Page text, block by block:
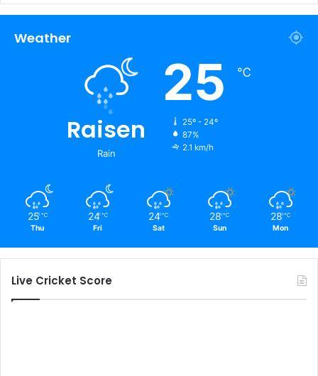
Weather
Raisen
Rain
25 ℃
25º - 24º
87%
2.1 km/h
25 ℃
Thu
24 ℃
Fri
24 ℃
Sat
28 ℃
Sun
28 ℃
Mon
Live Cricket Score